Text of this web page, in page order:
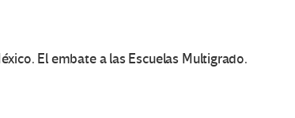
El embate a las Escuelas Multigrado.